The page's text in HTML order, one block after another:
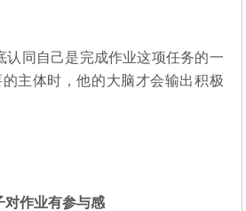
认同自己是完成作业这项任务的一
主体时，他的大脑才会输出积极
对作业有参与感